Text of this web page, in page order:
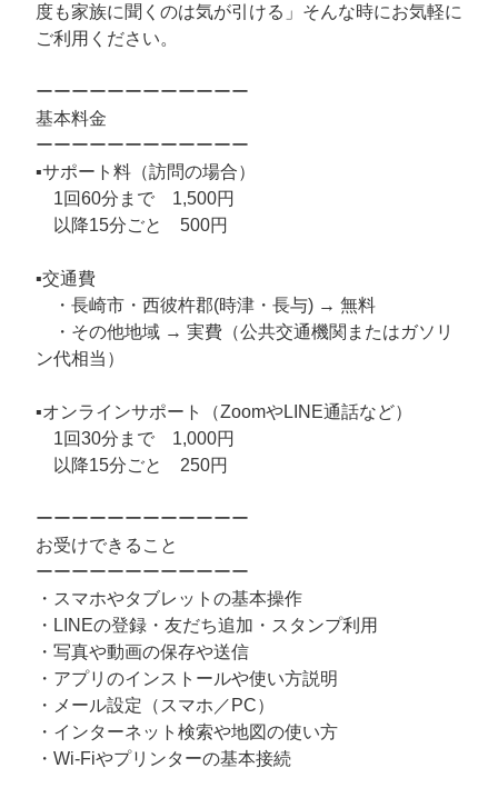
度も家族に聞くのは気が引ける」そんな時にお気軽に
ご利用ください。
ーーーーーーーーーーーー
基本料金
ーーーーーーーーーーーー
▪️サポート料（訪問の場合）
1回60分まで 1,500円
以降15分ごと 500円
▪️交通費
・長崎市・西彼杵郡(時津・長与) → 無料
・その他地域 → 実費（公共交通機関またはガソリ
ン代相当）
▪️オンラインサポート（ZoomやLINE通話など）
1回30分まで 1,000円
以降15分ごと 250円
ーーーーーーーーーーーー
お受けできること
ーーーーーーーーーーーー
・スマホやタブレットの基本操作
・LINEの登録・友だち追加・スタンプ利用
・写真や動画の保存や送信
・アプリのインストールや使い方説明
・メール設定（スマホ／PC）
・インターネット検索や地図の使い方
・Wi-Fiやプリンターの基本接続